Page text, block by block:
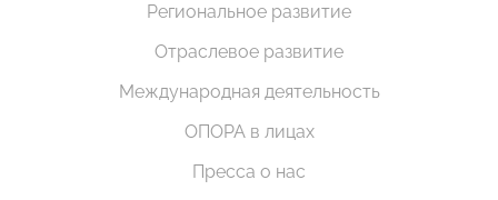
Региональное развитие
Отраслевое развитие
Международная деятельность
ОПОРА в лицах
Пресса о нас